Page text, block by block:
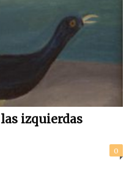
izquierdas
0